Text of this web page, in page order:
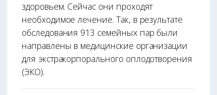
здоровьем. Сейчас они проходят
необходимое лечение. Так, в результате
обследования 913 семейных пар были
направлены в медицинские организации
для экстракорпорального оплодотворения
(ЭКО).